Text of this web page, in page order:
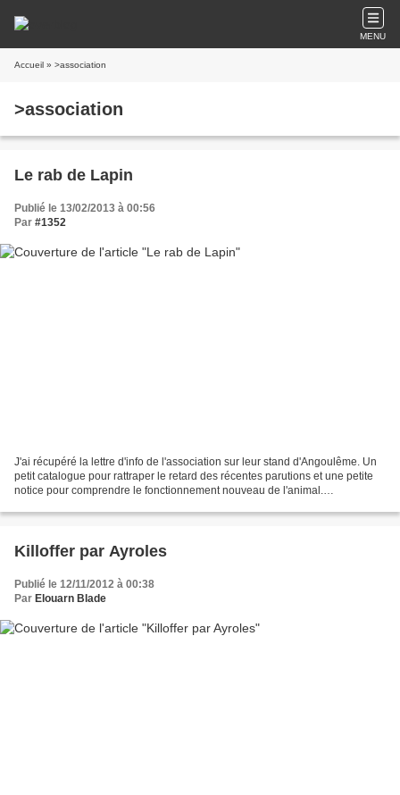
MENU
Accueil » >association
>association
Le rab de Lapin
Publié le 13/02/2013 à 00:56
Par #1352
J'ai récupéré la lettre d'info de l'association sur leur stand d'Angoulême. Un
petit catalogue pour rattraper le retard des récentes parutions et une petite
notice pour comprendre le fonctionnement nouveau de l'animal.
Killoffer par Ayroles
Publié le 12/11/2012 à 00:38
Par Elouarn Blade